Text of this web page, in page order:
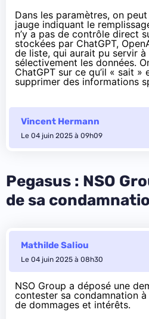
Dans les paramètres, on
jauge indiquant le
n’y a pas de contrôle direct
stockées par ChatGPT,
de liste, qui aurait pu servir à
sélectivement les données.
ChatGPT sur ce qu’il « sait »
supprimer des informations
Vincent Hermann
Le 04 juin 2025 à 09h09
Pegasus : NSO
de sa
Mathilde Saliou
Le 04 juin 2025 à 08h30
NSO Group a déposé une
contester sa condamnation
de dommages et intérêts.